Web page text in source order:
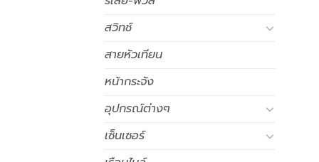
สวิทช์
สายหัวเทียน
หน้ากระจัง
อุปกรณ์ต่างๆ
เซ็นเซอร์